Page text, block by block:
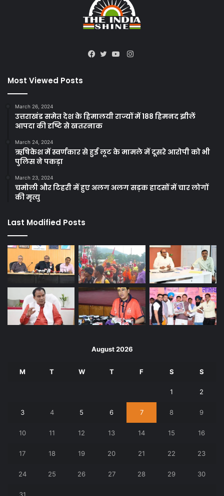
Instagram
Most Viewed Posts
March 26, 2024
उत्तराखंड समेत देश के हिमालयी राज्यों में 188 हिमनद झीलें
आपदा की दृष्टि से खतरनाक
March 24, 2024
ऋषिकेश में स्वर्णकार से हुई लूट के मामले में दूसरे आरोपी को भी
पुलिस ने पकड़ा
March 23, 2024
चमोली और टिहरी में हुए अलग अलग सड़क हादसों में चार लोगों
की मृत्यु
Last Modified Posts
August 2026
M T W T F S S
1 2
3 4 5 6 7 8 9
10 11 12 13 14 15 16
17 18 19 20 21 22 23
24 25 26 27 28 29 30